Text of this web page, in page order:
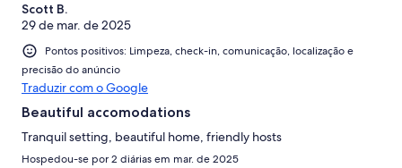
Scott B.
29 de mar. de 2025
Pontos positivos: Limpeza, check-in, comunicação, localização e
precisão do anúncio
Traduzir com o Google
Beautiful accomodations
Tranquil setting, beautiful home, friendly hosts
Hospedou-se por 2 diárias em mar. de 2025